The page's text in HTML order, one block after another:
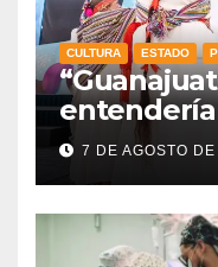
CULTURA ESTADO
entendería
fortalece
7 DE AGOSTO